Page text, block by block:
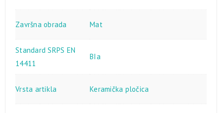
Završna obrada Mat
Standard SRPS EN
14411
BIa
Vrsta artikla Keramička pločica